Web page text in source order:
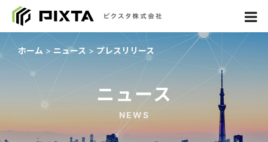
ホーム ニュース プレスリリース
ニュース
NEWS